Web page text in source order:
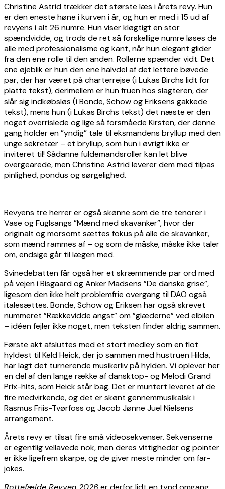
Christine Astrid trækker det største læs i årets revy. Hun
er den eneste høne i kurven i år, og hun er med i 15 ud af
revyens i alt 26 numre. Hun viser kløgtigt en stor
spændvidde, og trods de ret så forskellige numre løses de
alle med professionalisme og kant, når hun elegant glider
fra den ene rolle til den anden. Rollerne spænder vidt. Det
ene øjeblik er hun den ene halvdel af det lettere bøvede
par, der har været på charterrejse (i Lukas Birchs lidt for
platte tekst), derimellem er hun fruen hos slagteren, der
slår sig indkøbsløs (i Bonde, Schow og Eriksens gakkede
tekst), mens hun (i Lukas Birchs tekst) det næste er den
noget overrislede og lige så forsmåede Kirsten, der denne
gang holder en ”yndig” tale til eksmandens bryllup med den
unge sekretær – et bryllup, som hun i øvrigt ikke er
inviteret til! Sådanne fuldemandsroller kan let blive
overgearede, men Christine Astrid leverer dem med tilpas
pinlighed, pondus og sørgelighed.
Revyens tre herrer er også skønne som de tre tenorer i
Vase og Fuglsangs ”Mænd med skavanker”, hvor der
originalt og morsomt sættes fokus på alle de skavanker,
som mænd rammes af – og som de måske, måske ikke taler
om, endsige går til lægen med.
Svinedebatten får også her et skræmmende par ord med
på vejen i Bisgaard og Anker Madsens ”De danske grise”,
ligesom den ikke helt problemfrie overgang til DAO også
italesættes. Bonde, Schow og Eriksen har også skrevet
nummeret ”Rækkevidde angst” om ”glæderne” ved elbilen
– idéen fejler ikke noget, men teksten finder aldrig sammen.
Første akt afsluttes med et stort medley som en flot
hyldest til Keld Heick, der jo sammen med hustruen Hilda,
har lagt det turnerende musikerliv på hylden. Vi oplever her
en del af den lange række af dansktop- og Melodi Grand
Prix-hits, som Heick står bag. Det er muntert leveret af de
fire medvirkende, og det er skønt gennemmusikalsk i
Rasmus Friis-Tvørfoss og Jacob Jønne Juel Nielsens
arrangement.
Årets revy er tilsat fire små videosekvenser. Sekvenserne
er egentlig vellavede nok, men deres vittigheder og pointer
er ikke ligefrem skarpe, og de giver meste minder om far-
jokes.